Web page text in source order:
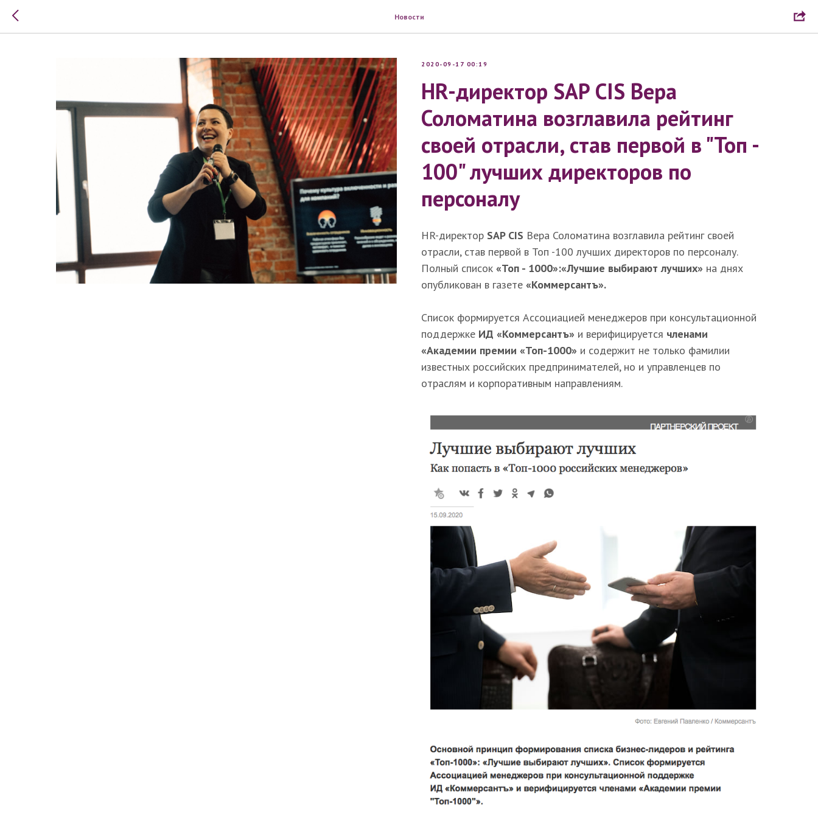
Новости
2020-09-17 00:19
HR-директор SAP CIS Вера
Соломатина возглавила рейтинг
своей отрасли, став первой в "Топ -
100" лучших директоров по
персоналу
HR-директор SAP CIS Вера Соломатина возглавила рейтинг своей
отрасли, став первой в Топ -100 лучших директоров по персоналу.
Полный список «Топ - 1000»:«Лучшие выбирают лучших» на днях
опубликован в газете «Коммерсантъ».
Список формируется Ассоциацией менеджеров при консультационной
поддержке ИД «Коммерсантъ» и верифицируется членами
«Академии премии «Топ-1000» и содержит не только фамилии
известных российских предпринимателей, но и управленцев по
отраслям и корпоративным направлениям.